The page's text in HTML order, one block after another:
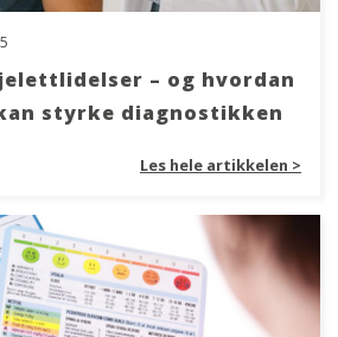
– og hvordan
styrke diagnostikken
Les hele artikkelen >